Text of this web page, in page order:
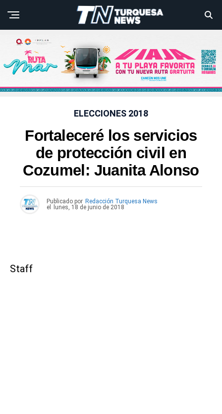
ELECCIONES 2018
Fortaleceré los servicios
de protección civil en
Cozumel: Juanita Alonso
Publicado por Redacción Turquesa News
el
lunes, 18 de junio de 2018
Staff